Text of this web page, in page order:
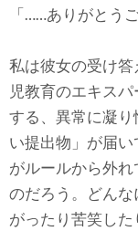
「……ありがとう
私は彼女の受け
児教育のエキス
する、異常に凝
い提出物」が届
がルールから外
のだろう。どん
がったり苦笑し